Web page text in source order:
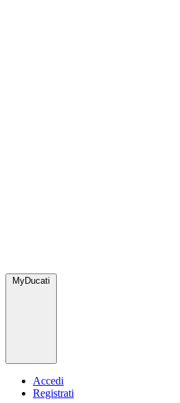
MyDucati
Accedi
Registrati